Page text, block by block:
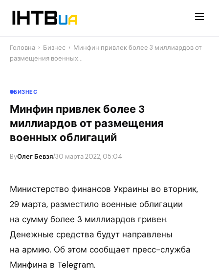
Головна › Бизнес › Минфин привлек более 3 миллиардов от
размещения военных…
БИЗНЕС
Минфин привлек более 3
миллиардов от размещения
военных облигаций
ByОлег Бевзя/30 марта 2022, 05:04
Министерство финансов Украины во вторник,
29 марта, разместило военные облигации
на сумму более 3 миллиардов гривен.
Денежные средства будут направлены
на армию. Об этом сообщает пресс-служба
Минфина в Telegram.